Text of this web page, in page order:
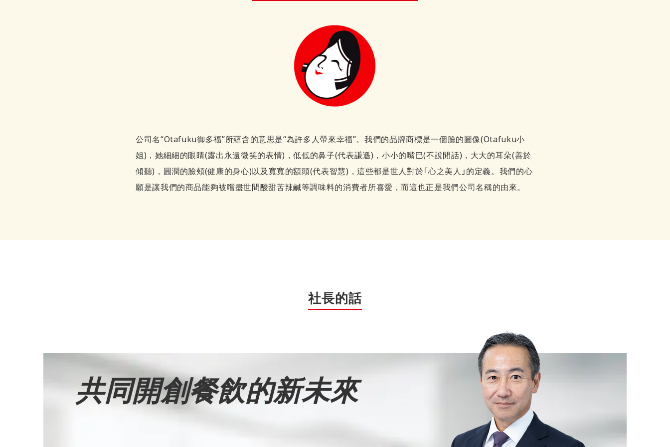
公司名“Otafuku御多福”所蘊含的意思是“為許多人帶來幸福”。我們的品牌商標是一個臉的圖像(Otafuku小
姐)，她細細的眼睛(露出永遠微笑的表情)，低低的鼻子(代表謙遜)，小小的嘴巴(不說閒話)，大大的耳朵(善於
傾聽)，圓潤的臉頰(健康的身心)以及寬寬的額頭(代表智慧)，這些都是世人對於「心之美人」的定義。我們的心
願是讓我們的商品能夠被嚐盡世間酸甜苦辣鹹等調味料的消費者所喜愛，而這也正是我們公司名稱的由來。
社長的話
共同開創餐飲的新未來